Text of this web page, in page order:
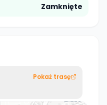
Zamknięte
Pokaż trasę